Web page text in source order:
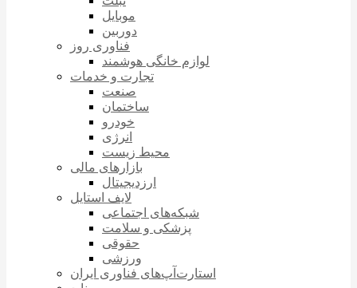
موبایل
دوربین
فناوری روز
لوازم خانگی هوشمند
تجارت و خدمات
صنعت
ساختمان
خودرو
انرژی
محیط زیست
بازارهای مالی
ارزدیجیتال
لایف استایل
شبکه‌های اجتماعی
پزشکی و سلامت
حقوقی
ورزشی
استارت‌آپ‌های فناوری ایران